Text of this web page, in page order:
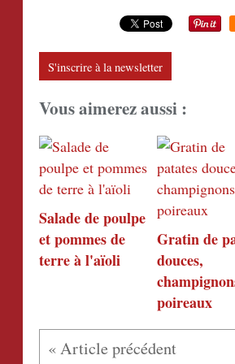
S'inscrire à la newsletter
Vous aimerez aussi :
Salade de poulpe
et pommes de
terre à l'aïoli
Gratin de
douces,
poireaux